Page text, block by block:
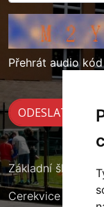
Přehrát audio kód
Základní škola
Cerekvice nad